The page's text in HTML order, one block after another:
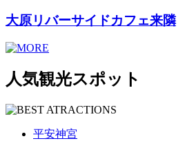
大原リバーサイドカフェ来隣
人気観光スポット
平安神宮